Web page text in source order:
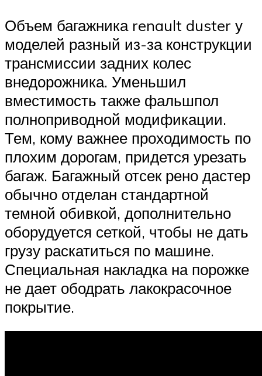
Объем багажника renault duster у
моделей разный из-за конструкции
трансмиссии задних колес
внедорожника. Уменьшил
вместимость также фальшпол
полноприводной модификации.
Тем, кому важнее проходимость по
плохим дорогам, придется урезать
багаж. Багажный отсек рено дастер
обычно отделан стандартной
темной обивкой, дополнительно
оборудуется сеткой, чтобы не дать
грузу раскатиться по машине.
Специальная накладка на порожке
не дает ободрать лакокрасочное
покрытие.